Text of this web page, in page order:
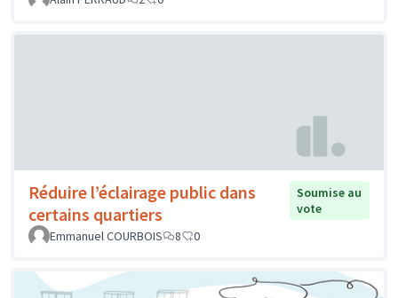
Réduire l’éclairage public dans
certains quartiers
Soumise au
vote
Emmanuel COURBOIS
8 0